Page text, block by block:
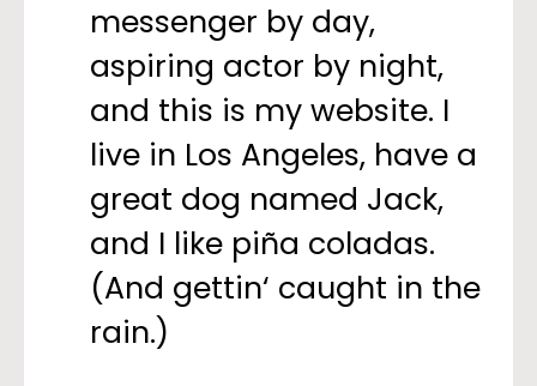
messenger by day,
aspiring actor by night,
and this is my website. I
live in Los Angeles, have a
great dog named Jack,
and I like piña coladas.
(And gettin‘ caught in the
rain.)